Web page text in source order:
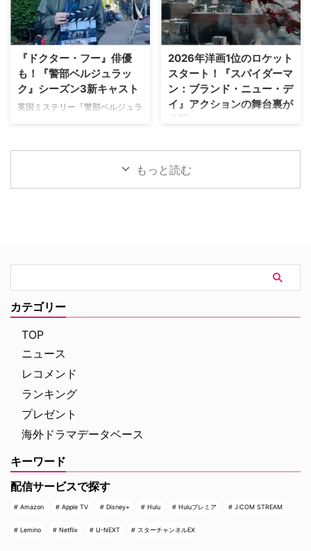
る。雄大な自然の中で繰り広 …
っていたことが分かった。 生き
ていられることに心から感謝 ミ
ニーは過去8週間にわたり、
と題した動画シリーズを投稿。最
終シーズンの撮影で滞在していた
パリでの日常をファンに届けてい
た。しかし8月6日（木）早朝、
Netflixは、今年3月のMLB開幕戦
をライヴ配信したのを皮切りに、
7月のホームランダービーもリリ
を深めている。この協力関係は
2028年まで続く予定だ。今月中
旬に行われるフィールド・オブ・
ドリームス（映画『フィールド・
オブ・ドリームス』の舞台となっ
『ドクター・フー』俳優
も！『警部ベルジュラッ
ク』シーズン3新キャスト
英国ミステリー『警部ベルジュラ
新たに加わることも明らかになっ
撃的な事件に巻き込まれるベルジ
ジム・ベルジュラックが事件に挑
む人気シリーズだ。本国イギリス
で2025年にシーズン1（『警部ベ
ルジュラック～豪邸に …
2026年洋画1位のロケット
スタート！『スパイダーマ
ン：ブランド・ニュー・デ
イ』アクションの舞台裏が
公開
マンの新たな物語を描く映画『ス
パイダーマン：ブランド・ニュ
ー・デイ』が大ヒット上映中だ。
の裏側を明かす特別映像が公開さ
れた。 世界中で大ヒットを記
録！ 映画史に残る快挙を達成 ソ
ホランド演じるピーター・パーカ
もっと読む
カテゴリー
TOP
ニュース
レコメンド
ランキング
プレゼント
海外ドラマデータベース
キーワード
配信サービスで探す
Amazon Apple TV Disney+ Hulu Huluプレミア J:COM STREAM
Lemino Netflix U-NEXT スターチャンネルEX